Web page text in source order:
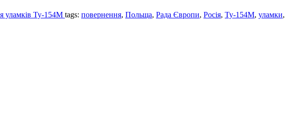
уламків Ту-154М tags: повернення, Польща, Рада Європи, Росія, Ту-154М, уламки,